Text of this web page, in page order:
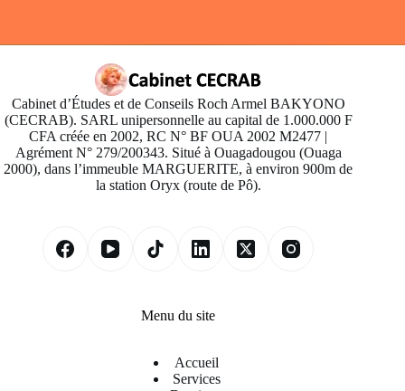
Cabinet d’Études et de Conseils Roch Armel BAKYONO
(CECRAB). SARL unipersonnelle au capital de 1.000.000 F
CFA créée en 2002, RC N° BF OUA 2002 M2477 |
Agrément N° 279/200343. Situé à Ouagadougou (Ouaga
2000), dans l’immeuble MARGUERITE, à environ 900m de
la station Oryx (route de Pô).
Menu du site
Accueil
Services